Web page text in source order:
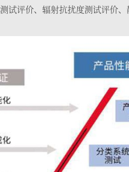
评价、辐射抗扰度测试评价